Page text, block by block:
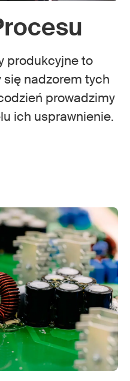
produkcyjne to
się nadzorem tych
prowadzimy
ich usprawnienie.